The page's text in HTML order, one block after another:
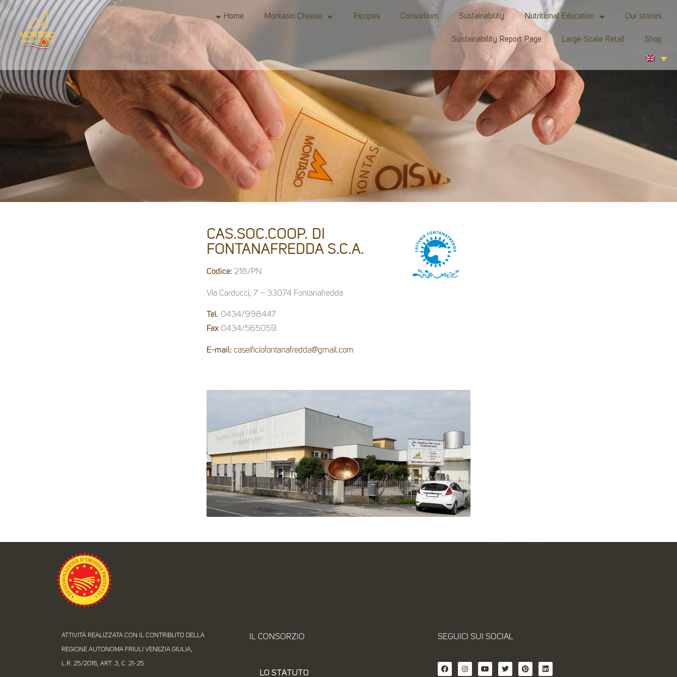
Home Montasio Cheese Recipes Consortium Sustainability Nutritional Education Our stories
Sustainability Report Page Large-Scale Retail Shop
CAS.SOC.COOP. DI
FONTANAFREDDA S.C.A.
Codice: 218/PN
Via Carducci, 7 – 33074 Fontanafredda
Tel. 0434/998447
Fax0434/565059
E-mail: caseificiofontanafredda@gmail.com
ATTIVITÀ REALIZZATA CON IL CONTRIBUTO DELLA
REGIONE AUTONOMA FRIULI VENEZIA GIULIA,
L.R. 25/2016, ART. 3, C. 21-25
IL CONSORZIO
LO STATUTO
SEGUICI SUI SOCIAL